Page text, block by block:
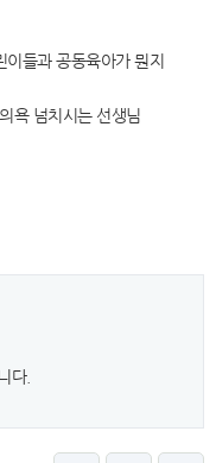
들과 공동육아가 뭔지
욕 넘치시는 선생님
다.